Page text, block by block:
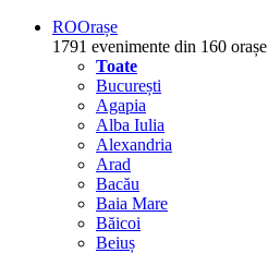
ROOrașe
1791 evenimente din 160 orașe
Toate
București
Agapia
Alba Iulia
Alexandria
Arad
Bacău
Baia Mare
Băicoi
Beiuș